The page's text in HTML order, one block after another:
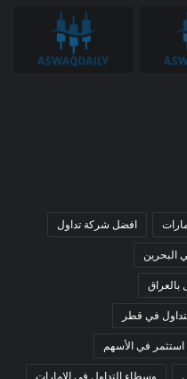
افضل شركة تداول
البحرين
بالعراق
في قطر
في الأسهم
وسطاء التداول في الامارات